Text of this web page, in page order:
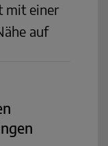
mit einer
auf